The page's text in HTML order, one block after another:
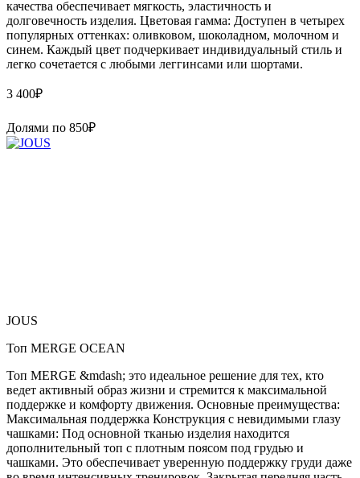
качества обеспечивает мягкость, эластичность и
долговечность изделия. Цветовая гамма: Доступен в четырех
популярных оттенках: оливковом, шоколадном, молочном и
синем. Каждый цвет подчеркивает индивидуальный стиль и
легко сочетается с любыми леггинсами или шортами.
3 400₽
Долями по 850₽
JOUS
Топ MERGE OCEAN
Топ MERGE &mdash; это идеальное решение для тех, кто
ведет активный образ жизни и стремится к максимальной
поддержке и комфорту движения. Основные преимущества:
Максимальная поддержка Конструкция с невидимыми глазу
чашками: Под основной тканью изделия находится
дополнительный топ с плотным поясом под грудью и
чашками. Это обеспечивает уверенную поддержку груди даже